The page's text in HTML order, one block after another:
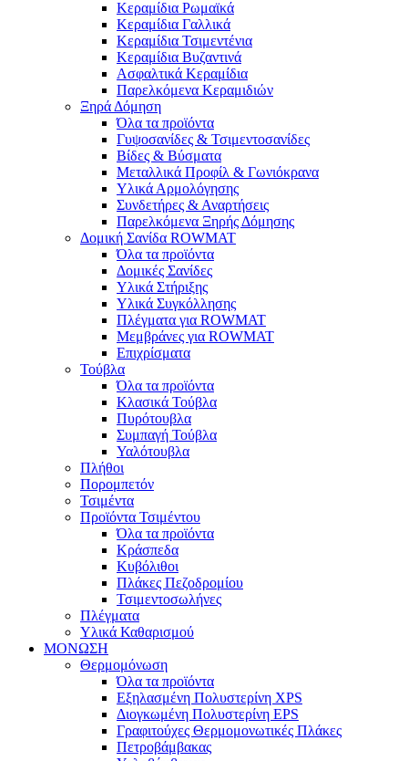
Κεραμίδια Ρωμαϊκά
Κεραμίδια Γαλλικά
Κεραμίδια Τσιμεντένια
Κεραμίδια Βυζαντινά
Ασφαλτικά Κεραμίδια
Παρελκόμενα Κεραμιδιών
Ξηρά Δόμηση
Όλα τα προϊόντα
Γυψοσανίδες & Τσιμεντοσανίδες
Βίδες & Βύσματα
Μεταλλικά Προφίλ & Γωνιόκρανα
Υλικά Αρμολόγησης
Συνδετήρες & Αναρτήσεις
Παρελκόμενα Ξηρής Δόμησης
Δομική Σανίδα ROWMAT
Όλα τα προϊόντα
Δομικές Σανίδες
Υλικά Στήριξης
Υλικά Συγκόλλησης
Πλέγματα για ROWMAT
Μεμβράνες για ROWMAT
Επιχρίσματα
Τούβλα
Όλα τα προϊόντα
Κλασικά Τούβλα
Πυρότουβλα
Συμπαγή Τούβλα
Υαλότουβλα
Πλήθοι
Πορομπετόν
Τσιμέντα
Προϊόντα Τσιμέντου
Όλα τα προϊόντα
Κράσπεδα
Κυβόλιθοι
Πλάκες Πεζοδρομίου
Τσιμεντοσωλήνες
Πλέγματα
Υλικά Καθαρισμού
ΜΟΝΩΣΗ
Θερμομόνωση
Όλα τα προϊόντα
Εξηλασμένη Πολυστερίνη XPS
Διογκωμένη Πολυστερίνη EPS
Γραφιτούχες Θερμομονωτικές Πλάκες
Πετροβάμβακας